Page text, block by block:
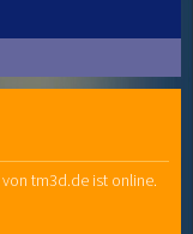
tm3d.de ist online.